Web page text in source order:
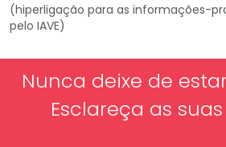
(hiperligação para as informações-
pelo IAVE)
Nunca deixe de
Esclareça as